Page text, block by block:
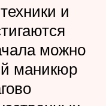
и
можно
маникюр